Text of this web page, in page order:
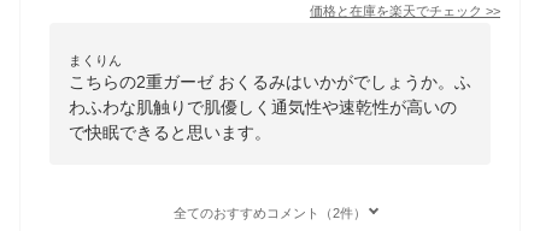
価格と在庫を楽天でチェック >>
まくりん
こちらの2重ガーゼ おくるみはいかがでしょうか。ふ
わふわな肌触りで肌優しく通気性や速乾性が高いの
で快眠できると思います。
全てのおすすめコメント（2件）